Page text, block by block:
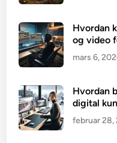
Hvordan
og video
mars 6,
Hvordan
digital
februar 28,